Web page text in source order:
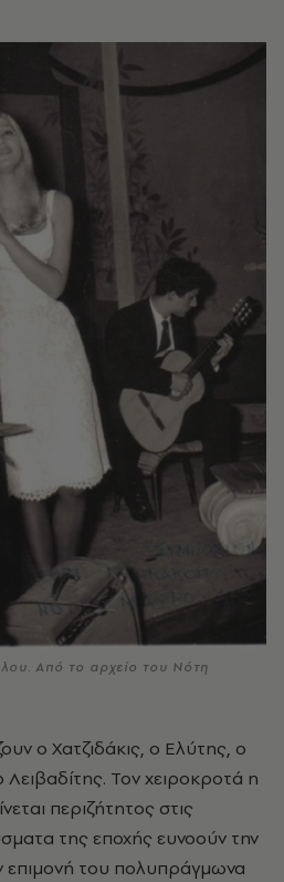
Από το αρχείο του Νότη
ο Χατζιδάκις, ο Ελύτης, ο
Τον χειροκροτά η
περιζήτητος στις
της εποχής ευνοούν την
επιμονή του πολυπράγμωνα